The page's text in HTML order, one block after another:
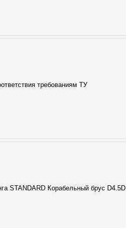
требованиям ТУ
STANDARD Корабельный брус D4.5D